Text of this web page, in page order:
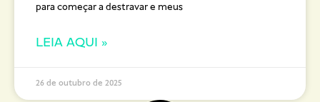
para começar a destravar e meus
LEIA AQUI »
26 de outubro de 2025